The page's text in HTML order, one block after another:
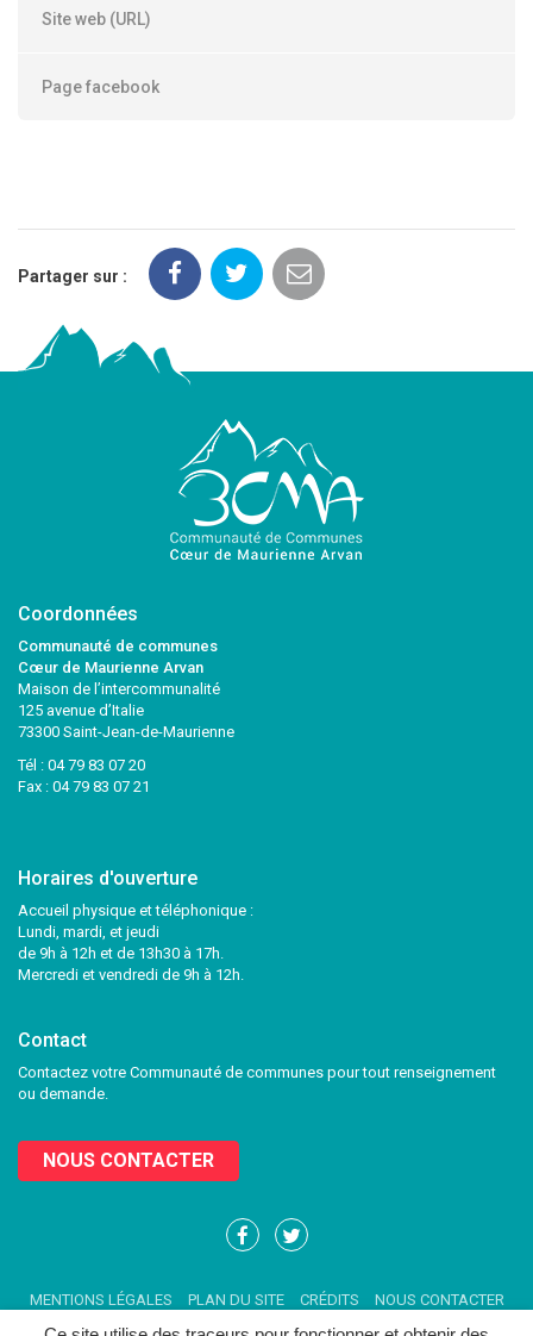
Site web (URL)
Page facebook
Partager sur :
Coordonnées
Communauté de communes
Cœur de Maurienne Arvan
Maison de l’intercommunalité
125 avenue d’Italie
73300 Saint-Jean-de-Maurienne
Tél : 04 79 83 07 20
Fax : 04 79 83 07 21
Horaires d'ouverture
Accueil physique et téléphonique :
Lundi, mardi, et jeudi
de 9h à 12h et de 13h30 à 17h.
Mercredi et vendredi de 9h à 12h.
Contact
Contactez votre Communauté de communes pour tout renseignement
ou demande.
NOUS CONTACTER
Lien
compte
Facebook
Lien
compte
Twitter
MENTIONS LÉGALES PLAN DU SITE CRÉDITS NOUS CONTACTER